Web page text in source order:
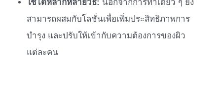
ใช้ได้หลากหลายวิธี: นอกจากการทาเดี่ยว ๆ ยัง
สามารถผสมกับโลชั่นเพื่อเพิ่มประสิทธิภาพการ
บำรุง และปรับให้เข้ากับความต้องการของผิว
แต่ละคน